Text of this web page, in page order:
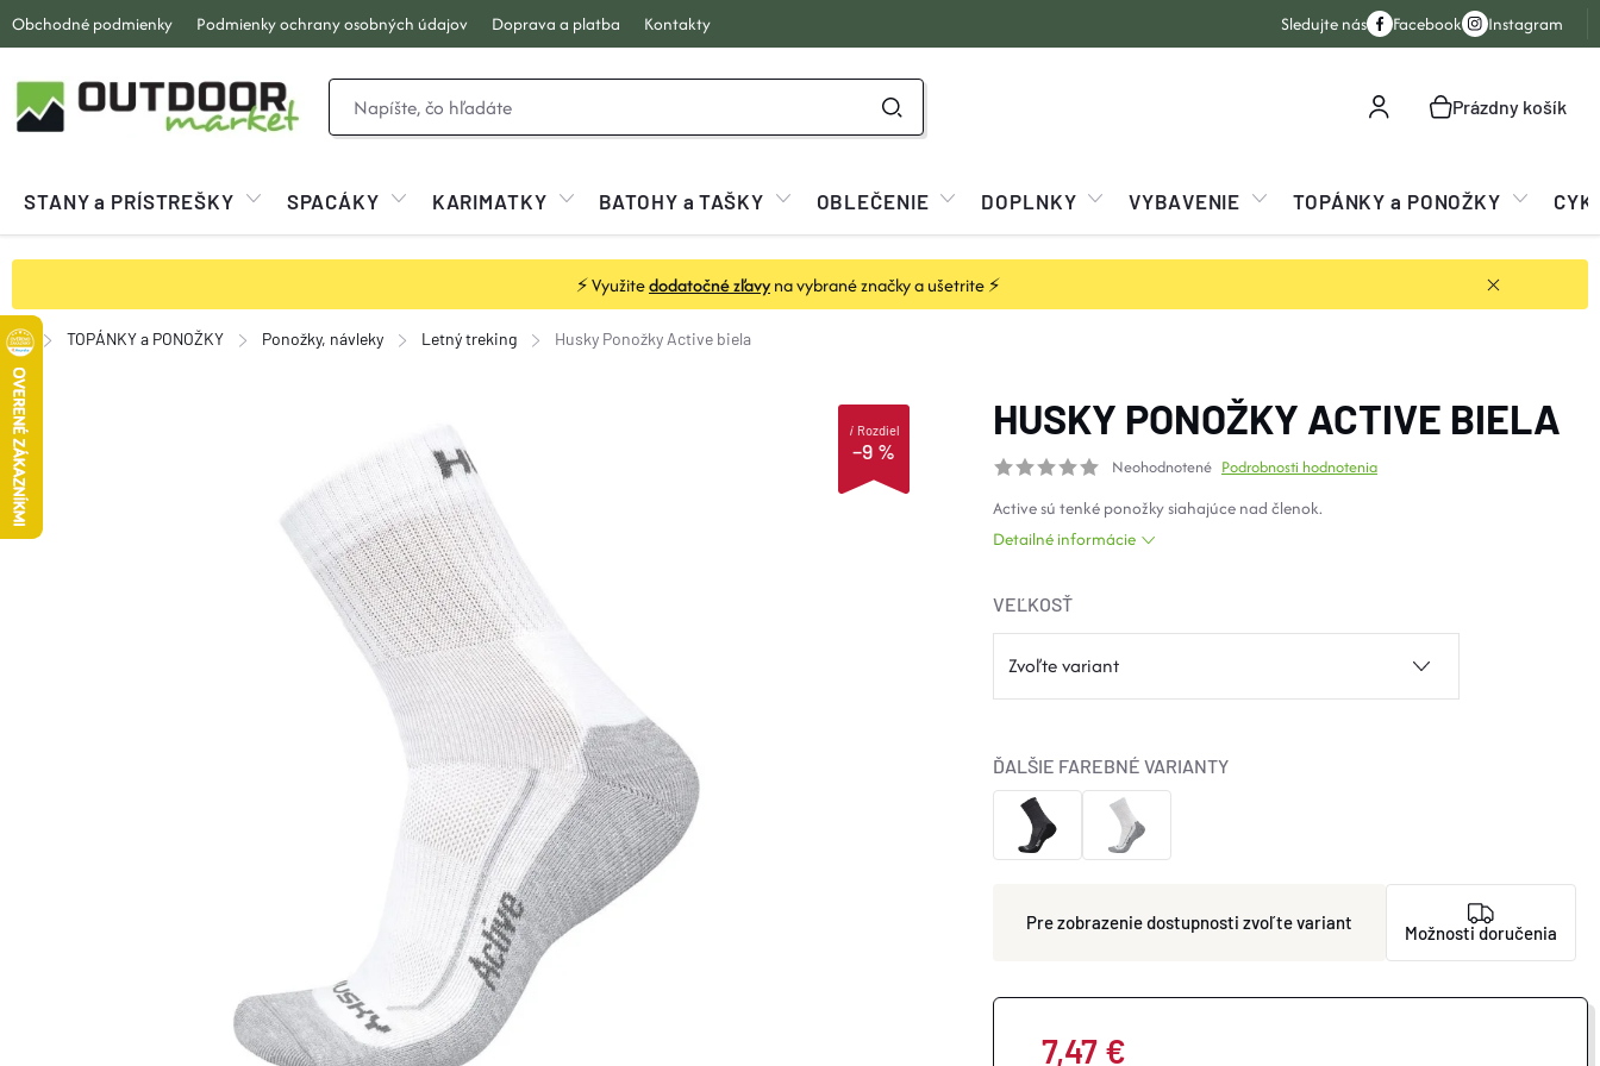
Prejsť
na
obsah
⚡ Využitedodatočné zľavyna vybrané značky a ušetrite ⚡
Obchodné podmienky Podmienky ochrany osobných údajov Doprava a platba Kontakty Sledujte nás Facebook Instagram
NÁKUPNÝ
Prázdny košík
STANY a PRÍSTREŠKY SPACÁKY KARIMATKY BATOHY a TAŠKY OBLEČENIE DOPLNKY VYBAVENIE TOPÁNKY a PONOŽKY
Domov
TOPÁNKY a PONOŽKY Ponožky, návleky Letný treking Husky Ponožky Active biela
–9 %
iRozdiel HUSKY PONOŽKY ACTIVE BIELA
Neohodnotené Podrobnosti hodnotenia
Active sú tenké ponožky siahajúce nad členok.
Detailné informácie
VEĽKOSŤ
zvoľte variant
ĎALŠIE FAREBNÉ VARIANTY
Možnosti doručenia
7,47 €